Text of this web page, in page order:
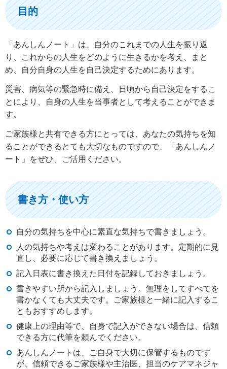
目的
「あんしんノート」は、自分のこれまでの人生を振り返
り、これからの人生をどのように生きるかを考え、まと
め、自分自身の人生を自己決定するためにあります。
災害、病気等の緊急時に備え、日頃から自己決定をするこ
とにより、自身の人生を当事者として考えることができま
す。
ご家族様と共有できる方にとっては、あなたの気持ちを知
ることができるとても大切なものですので、「あんしんノ
ート」をぜひ、ご活用ください。
書き方・使い方
自分の気持ちを中心に素直な気持ちで書きましょう。
人の気持ちや考えは変わることがあります。定期的に見
直し、必要に応じて書き換えましょう。
記入日表に書き換えた日付を記録しておきましょう。
書きやすい所から記入しましょう。無理をしてすべてを
書かなくても大丈夫です。ご家族様と一緒に記入するこ
ともおすすめします。
健康上の理由等で、自身で記入ができない場合は、信頼
できる方に代筆を頼んでください。
あんしんノートは、ご自身で大切に保管するものです
が、信頼できるご家族様や主治医、担当のケアマネジャ